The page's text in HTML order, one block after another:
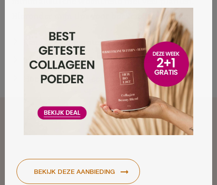
Hieronder mijn tips voor boeken over styling:
Een huis vol planten –Iris van Vliet
The Kinfolk home –Nathan Williams
Hoe krijg ik een heerlijk huis –
Doret Schulkes
Colofon
Over ons
Contact